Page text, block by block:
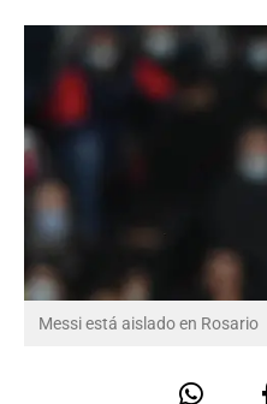
Messi está aislado en Rosario